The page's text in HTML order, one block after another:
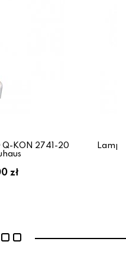
Q-KON 2741-20
zł